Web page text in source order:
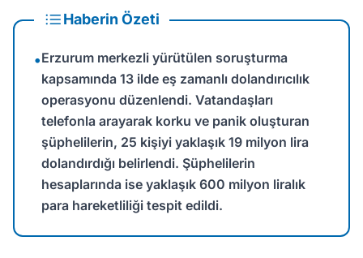
Haberin Özeti
•Erzurum merkezli yürütülen soruşturma
kapsamında 13 ilde eş zamanlı dolandırıcılık
operasyonu düzenlendi. Vatandaşları
telefonla arayarak korku ve panik oluşturan
şüphelilerin, 25 kişiyi yaklaşık 19 milyon lira
dolandırdığı belirlendi. Şüphelilerin
hesaplarında ise yaklaşık 600 milyon liralık
para hareketliliği tespit edildi.